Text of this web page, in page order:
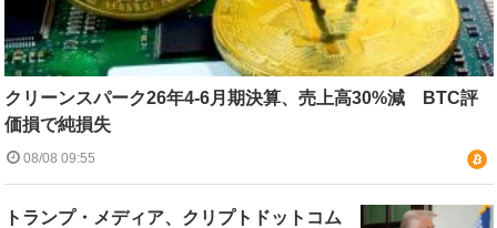
クリーンスパーク26年4-6月期決算、売上高30%減 BTC評
価損で純損失
08/08 09:55
トランプ・メディア、クリプトドットコム